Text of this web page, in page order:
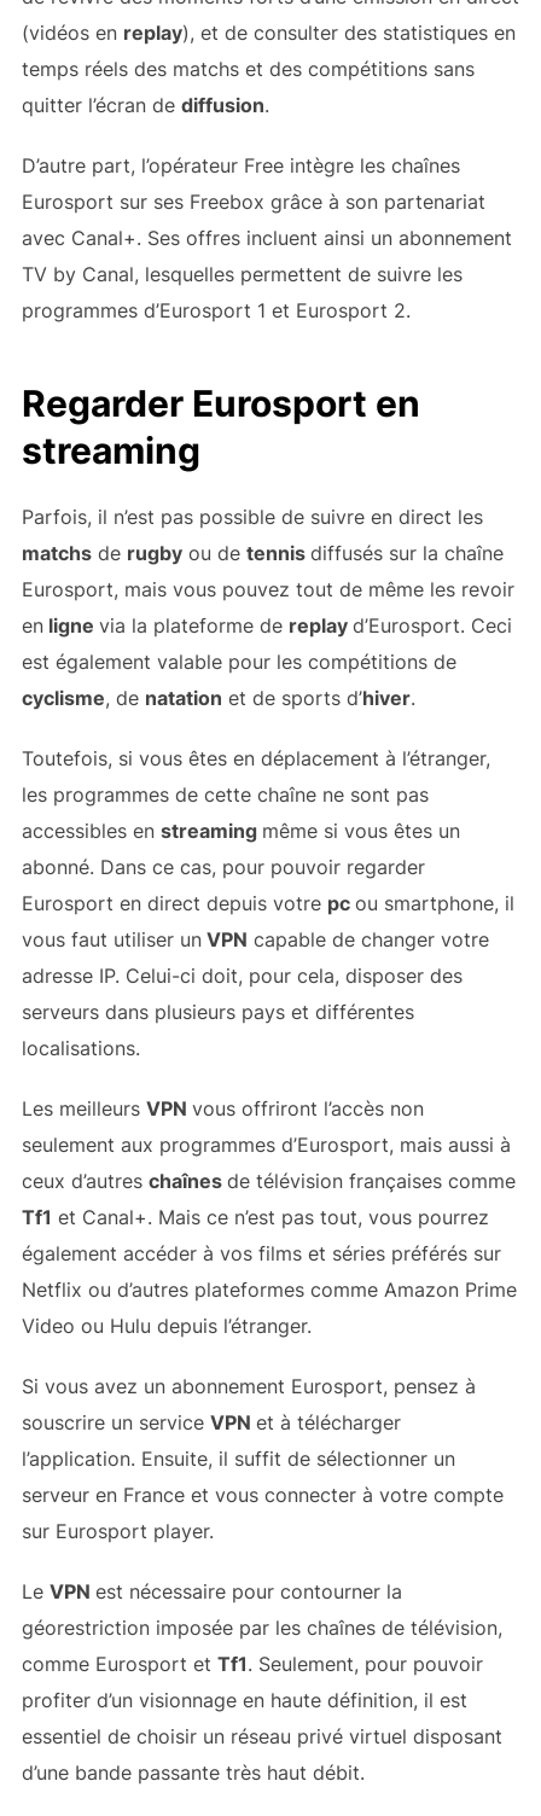
(vidéos en replay), et de consulter des statistiques en
temps réels des matchs et des compétitions sans
quitter l’écran de diffusion.
D’autre part, l’opérateur Free intègre les chaînes
Eurosport sur ses Freebox grâce à son partenariat
avec Canal+. Ses offres incluent ainsi un abonnement
TV by Canal, lesquelles permettent de suivre les
programmes d’Eurosport 1 et Eurosport 2.
Regarder Eurosport en
streaming
Parfois, il n’est pas possible de suivre en direct les
matchsde rugbyou de tennis diffusés sur la chaîne
Eurosport, mais vous pouvez tout de même les revoir
enligne via la plateforme de replay d’Eurosport. Ceci
est également valable pour les compétitions de
cyclisme, de natation et de sports d’hiver.
Toutefois, si vous êtes en déplacement à l’étranger,
les programmes de cette chaîne ne sont pas
accessibles en streaming même si vous êtes un
abonné. Dans ce cas, pour pouvoir regarder
Eurosport en direct depuis votre pc ou smartphone, il
vous faut utiliser unVPN capable de changer votre
adresse IP. Celui-ci doit, pour cela, disposer des
serveurs dans plusieurs pays et différentes
localisations.
Les meilleurs VPN vous offriront l’accès non
seulement aux programmes d’Eurosport, mais aussi à
ceux d’autres chaînes de télévision françaises comme
Tf1 et Canal+. Mais ce n’est pas tout, vous pourrez
également accéder à vos films et séries préférés sur
Netflix ou d’autres plateformes comme Amazon Prime
Video ou Hulu depuis l’étranger.
Si vous avez un abonnement Eurosport, pensez à
souscrire un service VPN et à télécharger
l’application. Ensuite, il suffit de sélectionner un
serveur en France et vous connecter à votre compte
sur Eurosport player.
Le VPN est nécessaire pour contourner la
géorestriction imposée par les chaînes de télévision,
comme Eurosport et Tf1. Seulement, pour pouvoir
profiter d’un visionnage en haute définition, il est
essentiel de choisir un réseau privé virtuel disposant
d’une bande passante très haut débit.